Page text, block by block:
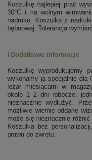
Koszulkę najlepiej prać
30°C i na wolnym
nadruku. Koszulka z
bębnowej. Tolerancja
ℹ️ Dodatkowe informacje
Koszulkę wyprodukujemy
wykonamy ją specjalnie dla
leżał miesiącami w
około 1–2 dni robocze,
nieznacznie wydłużyć.
możliwie wiernie oddane
może się nieznacznie
Koszulka bez
prawu do zwrotu.